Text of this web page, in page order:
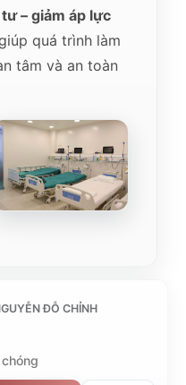
– giảm áp lực
quá trình làm
tâm và an toàn
ĐỖ CHỈNH